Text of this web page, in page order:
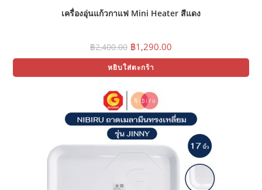
เครื่องอุ่นแก้วกาแฟ Mini Heater สีแดง
฿2,400.00 Original
price
was:
฿2,400.00.
฿1,290.00
price
฿1,290.00.
หยิบใส่ตะกร้า